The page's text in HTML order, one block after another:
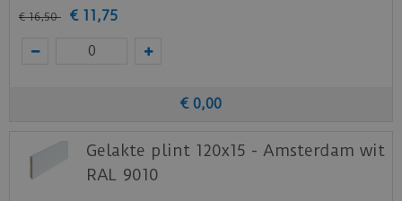
€ 16,50 € 11,75
€ 0,00
Gelakte plint 120x15 - Amsterdam wit
RAL 9010